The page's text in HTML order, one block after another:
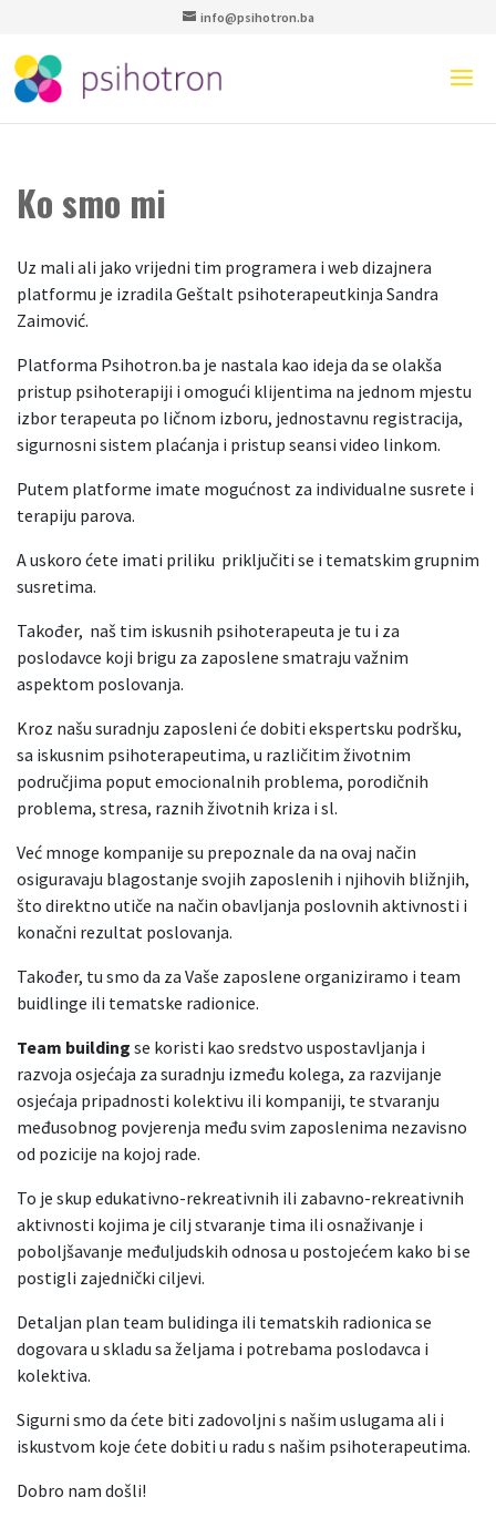
info@psihotron.ba
Ko smo mi
Uz mali ali jako vrijedni tim programera i web dizajnera
platformu je izradila Geštalt psihoterapeutkinja Sandra
Zaimović.
Platforma Psihotron.ba je nastala kao ideja da se olakša
pristup psihoterapiji i omogući klijentima na jednom mjestu
izbor terapeuta po ličnom izboru, jednostavnu registracija,
sigurnosni sistem plaćanja i pristup seansi video linkom.
Putem platforme imate mogućnost za individualne susrete i
terapiju parova.
A uskoro ćete imati priliku priključiti se i tematskim grupnim
susretima.
Također, naš tim iskusnih psihoterapeuta je tu i za
poslodavce koji brigu za zaposlene smatraju važnim
aspektom poslovanja.
Kroz našu suradnju zaposleni će dobiti ekspertsku podršku,
sa iskusnim psihoterapeutima, u različitim životnim
područjima poput emocionalnih problema, porodičnih
problema, stresa, raznih životnih kriza i sl.
Već mnoge kompanije su prepoznale da na ovaj način
osiguravaju blagostanje svojih zaposlenih i njihovih bližnjih,
što direktno utiče na način obavljanja poslovnih aktivnosti i
konačni rezultat poslovanja.
Također, tu smo da za Vaše zaposlene organiziramo i team
buidlinge ili tematske radionice.
Team building se koristi kao sredstvo uspostavljanja i
razvoja osjećaja za suradnju između kolega, za razvijanje
osjećaja pripadnosti kolektivu ili kompaniji, te stvaranju
međusobnog povjerenja među svim zaposlenima nezavisno
od pozicije na kojoj rade.
To je skup edukativno-rekreativnih ili zabavno-rekreativnih
aktivnosti kojima je cilj stvaranje tima ili osnaživanje i
poboljšavanje međuljudskih odnosa u postojećem kako bi se
postigli zajednički ciljevi.
Detaljan plan team bulidinga ili tematskih radionica se
dogovara u skladu sa željama i potrebama poslodavca i
kolektiva.
Sigurni smo da ćete biti zadovoljni s našim uslugama ali i
iskustvom koje ćete dobiti u radu s našim psihoterapeutima.
Dobro nam došli!